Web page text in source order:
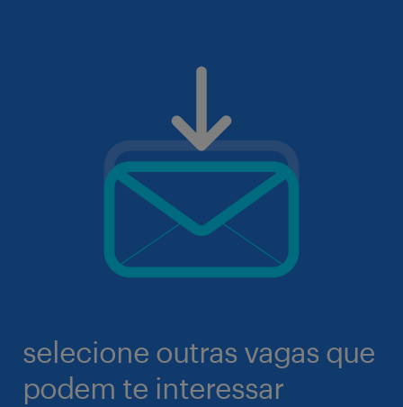
selecione outras vagas que
podem te interessar